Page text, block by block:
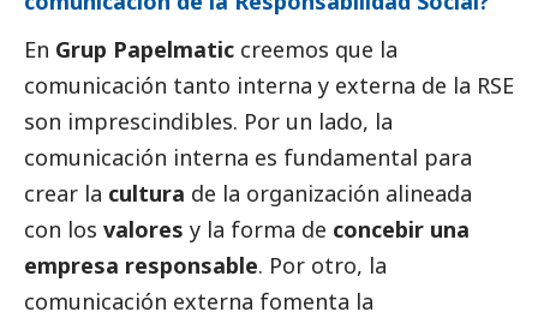
En Grup Papelmatic creemos que la
comunicación tanto interna y externa de la RSE
son imprescindibles. Por un lado, la
comunicación interna es fundamental para
crear la cultura de la organización alineada
con los valores y la forma de concebir una
empresa responsable. Por otro, la
comunicación externa fomenta la